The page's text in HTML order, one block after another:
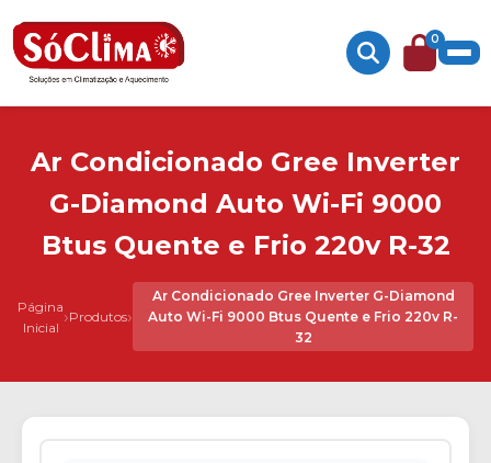
0
Ar Condicionado Gree Inverter
G-Diamond Auto Wi-Fi 9000
Btus Quente e Frio 220v R-32
Página
Inicial ›Produtos›
Ar Condicionado Gree Inverter G-Diamond
Auto Wi-Fi 9000 Btus Quente e Frio 220v R-
32